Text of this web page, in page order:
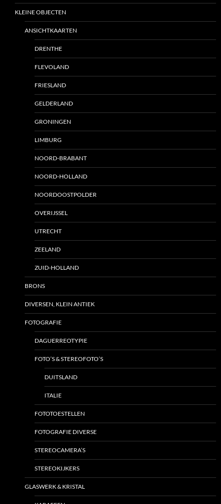
KLEINE OBJECTEN
ANSICHTKAARTEN
DRENTHE
FLEVOLAND
FRIESLAND
GELDERLAND
GRONINGEN
LIMBURG
NOORD-BRABANT
NOORD-HOLLAND
NOORDOOSTPOLDER
OVERIJSSEL
UTRECHT
ZEELAND
ZUID-HOLLAND
BRONS
DIVERSEN, KLEIN ANTIEK
FOTOGRAFIE
DAGUERREOTYPIE
FOTO’S & STEREOFOTO’S
DUITSLAND
ITALIE
FOTOTOESTELLEN
FOTOGRAFIE DIVERSE
STEREOCAMERA’S
STEREOKIJKERS
GLASWERK & KRISTAL